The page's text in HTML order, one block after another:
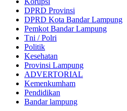
DPRD Provinsi
DPRD Kota Bandar Lampung
Pemkot Bandar Lampung
Tni / Polri
Politik
Kesehatan
Provinsi Lampung
ADVERTORIAL
Kemenkumham
Pendidikan
Bandar lampung